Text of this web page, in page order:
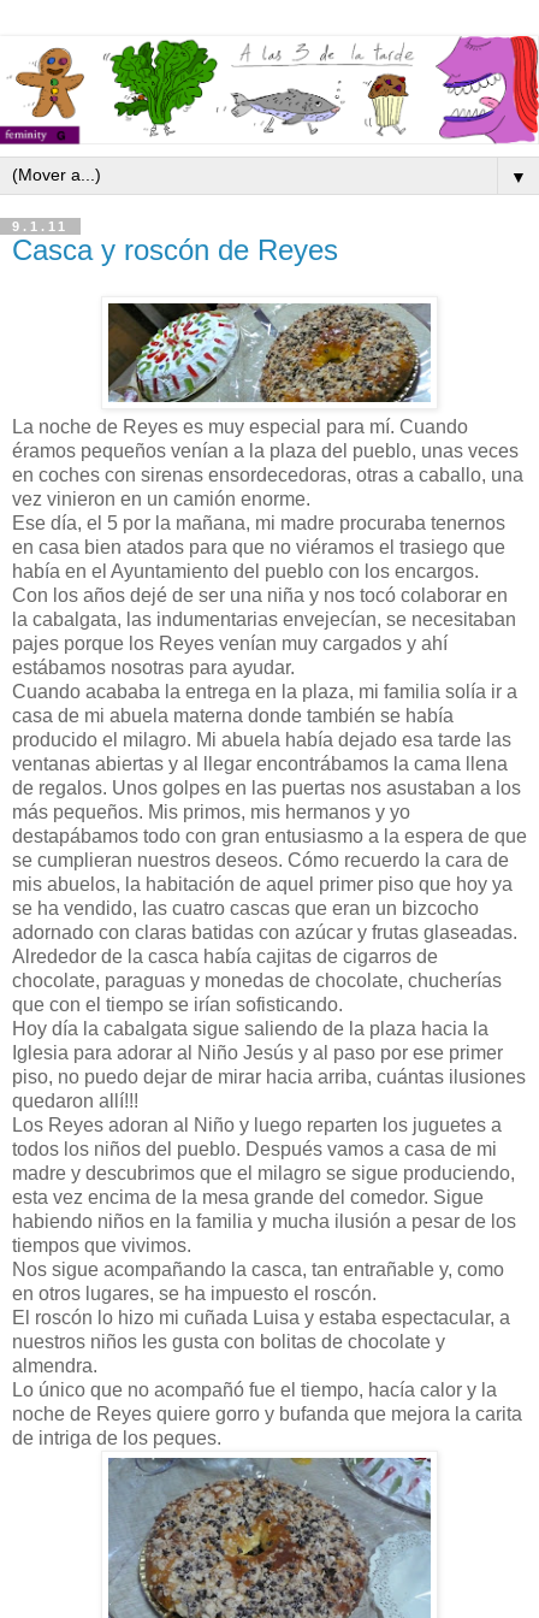
▼
9.1.11
Casca y roscón de Reyes
La noche de Reyes es muy especial para mí. Cuando
éramos pequeños venían a la plaza del pueblo, unas veces
en coches con sirenas ensordecedoras, otras a caballo, una
vez vinieron en un camión enorme.
Ese día, el 5 por la mañana, mi madre procuraba tenernos
en casa bien atados para que no viéramos el trasiego que
había en el Ayuntamiento del pueblo con los encargos.
Con los años dejé de ser una niña y nos tocó colaborar en
la cabalgata, las indumentarias envejecían, se necesitaban
pajes porque los Reyes venían muy cargados y ahí
estábamos nosotras para ayudar.
Cuando acababa la entrega en la plaza, mi familia solía ir a
casa de mi abuela materna donde también se había
producido el milagro. Mi abuela había dejado esa tarde las
ventanas abiertas y al llegar encontrábamos la cama llena
de regalos. Unos golpes en las puertas nos asustaban a los
más pequeños. Mis primos, mis hermanos y yo
destapábamos todo con gran entusiasmo a la espera de que
se cumplieran nuestros deseos. Cómo recuerdo la cara de
mis abuelos, la habitación de aquel primer piso que hoy ya
se ha vendido, las cuatro cascas que eran un bizcocho
adornado con claras batidas con azúcar y frutas glaseadas.
Alrededor de la casca había cajitas de cigarros de
chocolate, paraguas y monedas de chocolate, chucherías
que con el tiempo se irían sofisticando.
Hoy día la cabalgata sigue saliendo de la plaza hacia la
Iglesia para adorar al Niño Jesús y al paso por ese primer
piso, no puedo dejar de mirar hacia arriba, cuántas ilusiones
quedaron allí!!!
Los Reyes adoran al Niño y luego reparten los juguetes a
todos los niños del pueblo. Después vamos a casa de mi
madre y descubrimos que el milagro se sigue produciendo,
esta vez encima de la mesa grande del comedor. Sigue
habiendo niños en la familia y mucha ilusión a pesar de los
tiempos que vivimos.
Nos sigue acompañando la casca, tan entrañable y, como
en otros lugares, se ha impuesto el roscón.
El roscón lo hizo mi cuñada Luisa y estaba espectacular, a
nuestros niños les gusta con bolitas de chocolate y
almendra.
Lo único que no acompañó fue el tiempo, hacía calor y la
noche de Reyes quiere gorro y bufanda que mejora la carita
de intriga de los peques.